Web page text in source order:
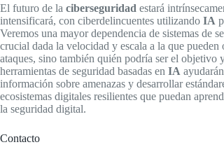
El futuro de la ciberseguridad estará
intensificará, con ciberdelincuentes utilizando IA
Veremos una mayor dependencia de sistemas de
crucial dada la velocidad y escala a la que pueden
ataques, sino también quién podría ser el
herramientas de seguridad basadas en IA
información sobre amenazas y desarrollar
ecosistemas digitales resilientes que puedan
la seguridad digital.
Contacto